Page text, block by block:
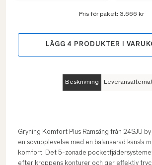
Pris för paket: 3.666 kr
LÄGG 4 PRODUKTER I
Beskrivning
Gryning Komfort Plus Ramsäng från 24SJU
en sovupplevelse med en balanserad känsla
komfort. Det 5-zonade pocketfjädersystemet
efter kroppens konturer och ger effektiv